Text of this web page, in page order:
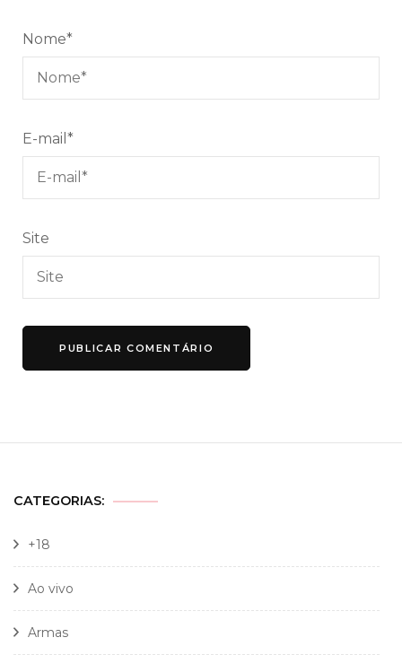
Nome*
E-mail *
Site
CATEGORIAS:
+18
Ao vivo
Armas